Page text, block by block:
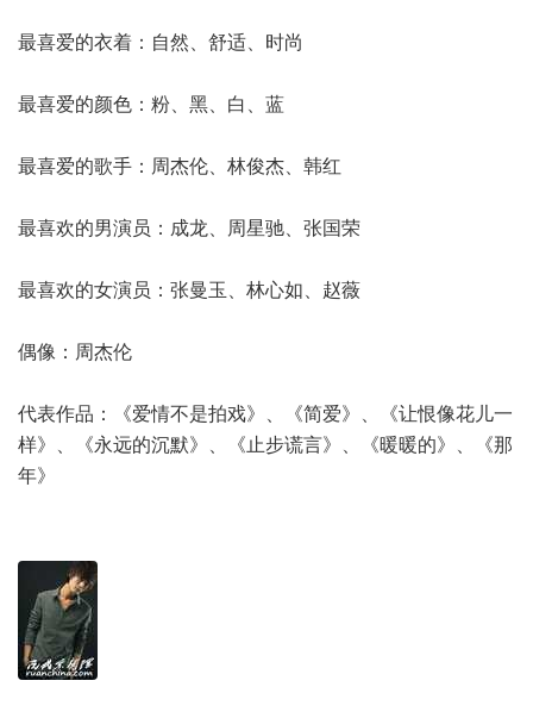
最喜爱的衣着：自然、舒适、时尚
最喜爱的颜色：粉、黑、白、蓝
最喜爱的歌手：周杰伦、林俊杰、韩红
最喜欢的男演员：成龙、周星驰、张国荣
最喜欢的女演员：张曼玉、林心如、赵薇
偶像：周杰伦
代表作品：《爱情不是拍戏》、《简爱》、《让恨像花儿一
样》、《永远的沉默》、《止步谎言》、《暖暖的》、《那
年》